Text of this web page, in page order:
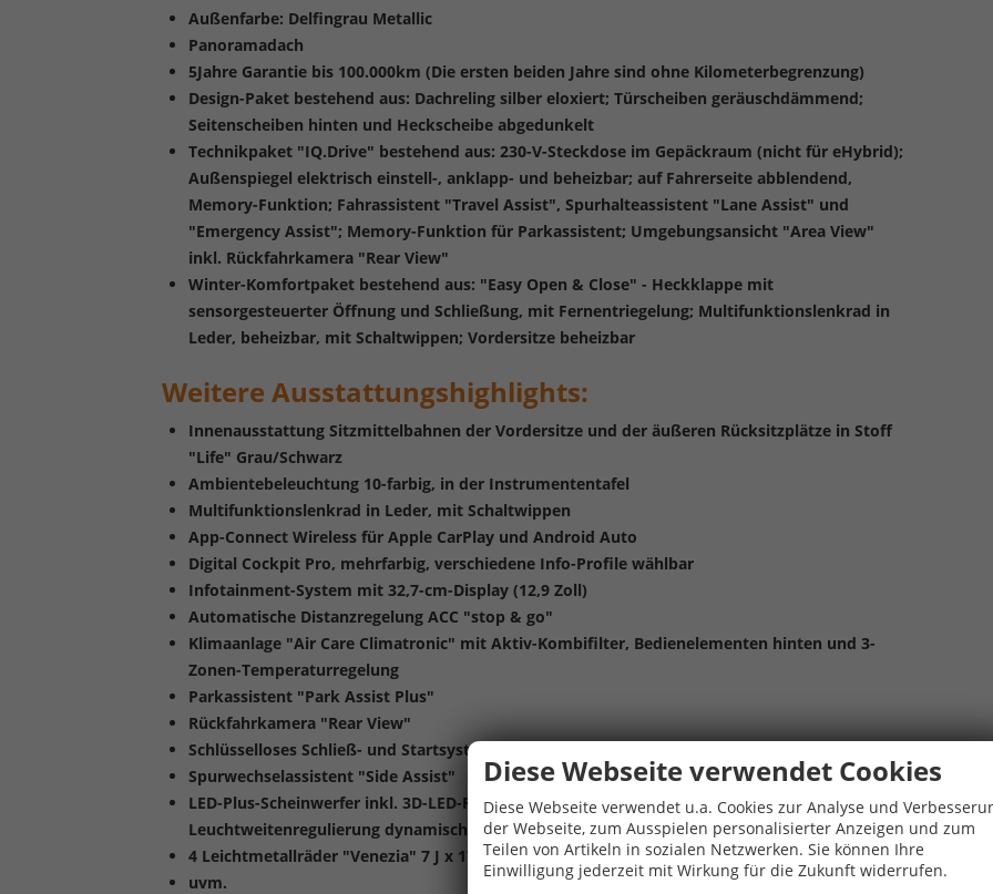
Außenfarbe: Delfingrau Metallic
Panoramadach
5Jahre Garantie bis 100.000km (Die ersten beiden Jahre sind ohne Kilometerbegrenzung)
Design-Paket bestehend aus: Dachreling silber eloxiert; Türscheiben geräuschdämmend;
Seitenscheiben hinten und Heckscheibe abgedunkelt
Technikpaket "IQ.Drive" bestehend aus: 230-V-Steckdose im Gepäckraum (nicht für eHybrid);
Außenspiegel elektrisch einstell-, anklapp- und beheizbar; auf Fahrerseite abblendend,
Memory-Funktion; Fahrassistent "Travel Assist", Spurhalteassistent "Lane Assist" und
"Emergency Assist"; Memory-Funktion für Parkassistent; Umgebungsansicht "Area View"
inkl. Rückfahrkamera "Rear View"
Winter-Komfortpaket bestehend aus: "Easy Open & Close" - Heckklappe mit
sensorgesteuerter Öffnung und Schließung, mit Fernentriegelung; Multifunktionslenkrad in
Leder, beheizbar, mit Schaltwippen; Vordersitze beheizbar
Weitere Ausstattungshighlights:
Innenausstattung Sitzmittelbahnen der Vordersitze und der äußeren Rücksitzplätze in Stoff
"Life" Grau/Schwarz
Ambientebeleuchtung 10-farbig, in der Instrumententafel
Multifunktionslenkrad in Leder, mit Schaltwippen
App-Connect Wireless für Apple CarPlay und Android Auto
Digital Cockpit Pro, mehrfarbig, verschiedene Info-Profile wählbar
Infotainment-System mit 32,7-cm-Display (12,9 Zoll)
Automatische Distanzregelung ACC "stop & go"
Klimaanlage "Air Care Climatronic" mit Aktiv-Kombifilter, Bedienelementen hinten und 3-
Zonen-Temperaturregelung
Parkassistent "Park Assist Plus"
Rückfahrkamera "Rear View"
Schlüsselloses Schließ- und Startsystem "Keyless Access"
Spurwechselassistent "Side Assist"
LED-Plus-Scheinwerfer inkl. 3D-LED-Rückleuchten; Abbiege- und Schlechtwetterlicht;
Leuchtweitenregulierung dynamisch, mit dynamischem Kurvenfahrlicht
4 Leichtmetallräder "Venezia" 7 J x 17 in Schwarz, Oberfläche glanzgedreht
uvm.
Diese Webseite verwendet Cookies
Diese Webseite verwendet u.a. Cookies zur Analyse und
der Webseite, zum Ausspielen personalisierter Anzeigen und zum
Teilen von Artikeln in sozialen Netzwerken. Sie können Ihre
Einwilligung jederzeit mit Wirkung für die Zukunft widerrufen.